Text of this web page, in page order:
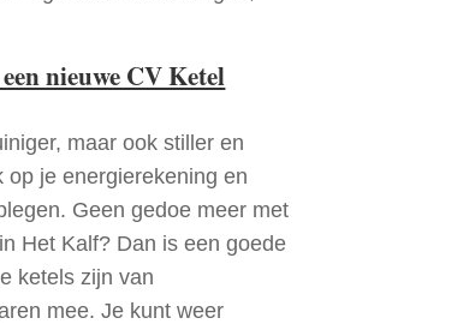
nieuwe CV Ketel
maar ook stiller en
op je energierekening en
Geen gedoe meer met
Het Kalf? Dan is een goede
ketels zijn van
mee. Je kunt weer